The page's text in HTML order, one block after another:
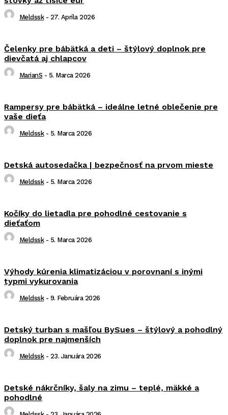
Meldssk - 27. Apríla 2026
Čelenky pre bábätká a deti – štýlový doplnok pre
dievčatá aj chlapcov
MarianS - 5. Marca 2026
Rampersy pre bábätká – ideálne letné oblečenie pre
vaše dieťa
Meldssk - 5. Marca 2026
Detská autosedačka | bezpečnosť na prvom mieste
Meldssk - 5. Marca 2026
Kočíky do lietadla pre pohodlné cestovanie s
dieťaťom
Meldssk - 5. Marca 2026
Výhody kúrenia klimatizáciou v porovnaní s inými
typmi vykurovania
Meldssk - 9. Februára 2026
Detský turban s mašľou BySues – štýlový a pohodlný
doplnok pre najmenších
Meldssk - 23. Januára 2026
Detské nákrčníky, šaly na zimu – teplé, mäkké a
pohodlné